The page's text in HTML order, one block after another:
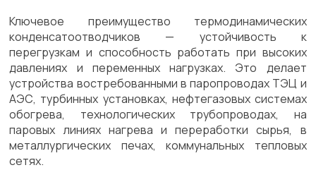
Ключевое преимущество термодинамических
конденсатоотводчиков — устойчивость к
перегрузкам и способность работать при высоких
давлениях и переменных нагрузках. Это делает
устройства востребованными в паропроводах ТЭЦ и
АЭС, турбинных установках, нефтегазовых системах
обогрева, технологических трубопроводах, на
паровых линиях нагрева и переработки сырья, в
металлургических печах, коммунальных тепловых
сетях.